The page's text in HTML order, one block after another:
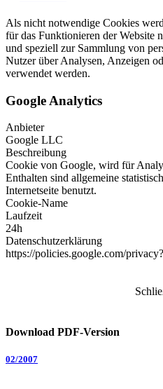
Als nicht notwendige Cookies
für das Funktionieren der Website
und speziell zur Sammlung von
Nutzer über Analysen, Anzeigen
verwendet werden.
Google Analytics
Anbieter
Google LLC
Beschreibung
Cookie von Google, wird für
Enthalten sind allgemeine
Internetseite benutzt.
Cookie-Name
Laufzeit
24h
Datenschutzerklärung
https://policies.google.com/
Download PDF-Version
02/2007